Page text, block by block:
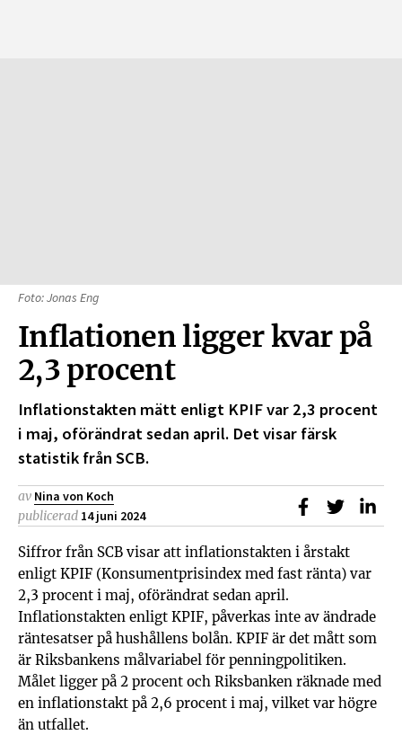
Foto: Jonas Eng
Inflationen ligger kvar på
2,3 procent
Inflationstakten mätt enligt KPIF var 2,3 procent
i maj, oförändrat sedan april. Det visar färsk
statistik från SCB.
av Nina von Koch
publicerad 14 juni 2024
Dela påDela på
Siffror från SCB visar att inflationstakten i årstakt
enligt KPIF (Konsumentprisindex med fast ränta) var
2,3 procent i maj, oförändrat sedan april.
Inflationstakten enligt KPIF, påverkas inte av ändrade
räntesatser på hushållens bolån. KPIF är det mått som
är Riksbankens målvariabel för penningpolitiken.
Målet ligger på 2 procent och Riksbanken räknade med
en inflationstakt på 2,6 procent i maj, vilket var högre
än utfallet.